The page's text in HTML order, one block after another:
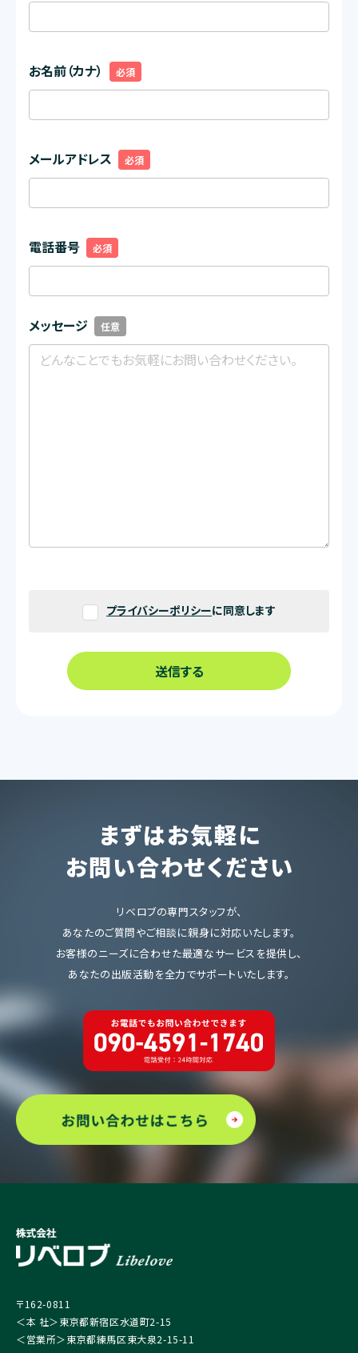
お名前（カナ） 必須
メールアドレス 必須
電話番号 必須
メッセージ 任意
プライバシーポリシーに同意します
送信する
まずはお気軽に
お問い合わせください
リベロブの専門スタッフが、
あなたのご質問やご相談に親身に対応いたします。
お客様のニーズに合わせた最適なサービスを提供し、
あなたの出版活動を全力でサポートいたします。
〒162-0811
＜本 社＞東京都新宿区水道町2-15
＜営業所＞東京都練馬区東大泉2-15-11